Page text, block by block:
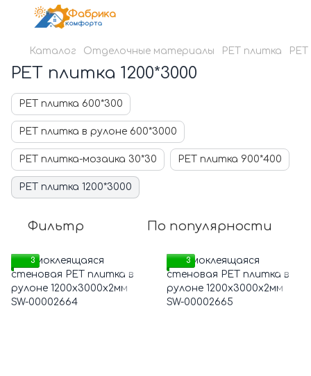
Каталог Отделочные материалы PЕT плитка
PЕT плитка 1200*3000
PET плитка 600*300
PET плитка в рулоне 600*3000
PET плитка-мозаика 30*30 PET плитка 900*400
PЕT плитка 1200*3000
Фильтр По популярности
3 3